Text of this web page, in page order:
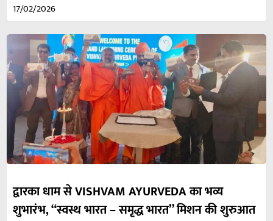
17/02/2026
द्वारका धाम से VISHVAM AYURVEDA का भव्य
शुभारंभ, “स्वस्थ भारत – समृद्ध भारत” मिशन की शुरुआत